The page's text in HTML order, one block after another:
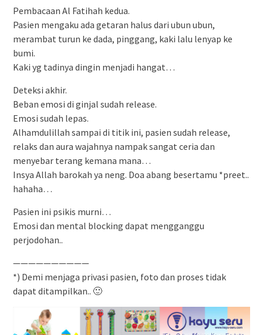
Pembacaan Al Fatihah kedua.
Pasien mengaku ada getaran halus dari ubun ubun,
merambat turun ke dada, pinggang, kaki lalu lenyap ke
bumi.
Kaki yg tadinya dingin menjadi hangat…
Deteksi akhir.
Beban emosi di ginjal sudah release.
Emosi sudah lepas.
Alhamdulillah sampai di titik ini, pasien sudah release,
relaks dan aura wajahnya nampak sangat ceria dan
menyebar terang kemana mana…
Insya Allah barokah ya neng. Doa abang besertamu *preet..
hahaha…
Pasien ini psikis murni…
Emosi dan mental blocking dapat mengganggu
perjodohan..
——————————
*) Demi menjaga privasi pasien, foto dan proses tidak
dapat ditampilkan.. 🙂